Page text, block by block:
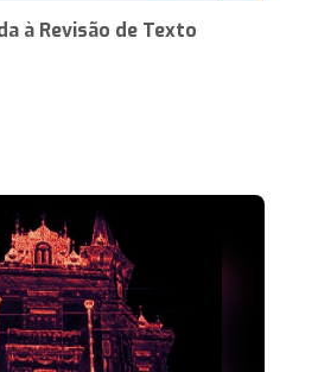
à Revisão de Texto